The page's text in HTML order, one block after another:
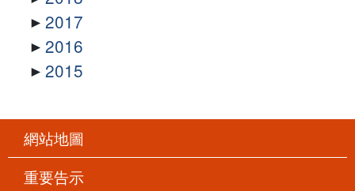
2017
2016
2015
網站地圖
重要告示